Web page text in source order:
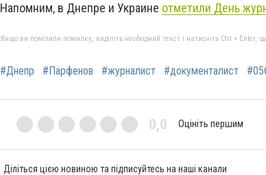
Напомним, в Днепре и Украине отметили День
Якщо ви помітили помилку, виділіть необхідний текст і натисніть Ctrl + Enter,
#Днепр #Парфенов #журналист #документалист
0,0 Оцініть першим
Діліться цією новиною та підписуйтесь на наші канали